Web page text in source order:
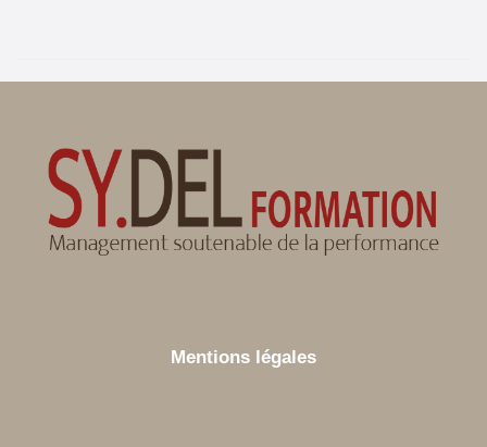
Mentions légales